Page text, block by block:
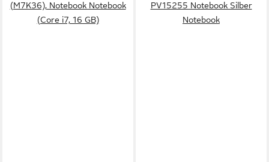
(M7K36), Notebook Notebook
(Core i7, 16 GB)
PV15255 Notebook Silber
Notebook